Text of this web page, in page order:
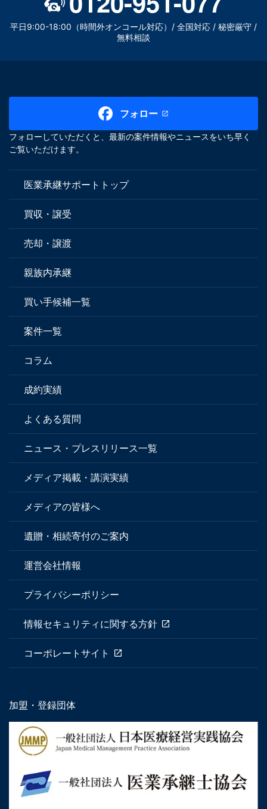
平日9:00-18:00（時間外オンコール対応）/ 全国対応 / 秘密厳守 /
無料相談
フォロー
フォローしていただくと、最新の案件情報やニュースをいち早く
ご覧いただけます。
医業承継サポートトップ
買収・譲受
売却・譲渡
親族内承継
買い手候補一覧
案件一覧
コラム
成約実績
よくある質問
ニュース・プレスリリース一覧
メディア掲載・講演実績
メディアの皆様へ
遺贈・相続寄付のご案内
運営会社情報
プライバシーポリシー
情報セキュリティに関する方針
コーポレートサイト
加盟・登録団体